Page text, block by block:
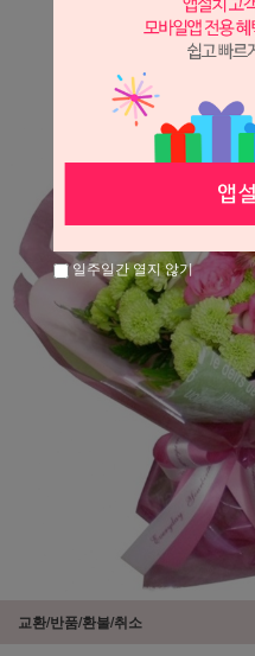
교환/반품/환불/취소
일주일간 열지 않기